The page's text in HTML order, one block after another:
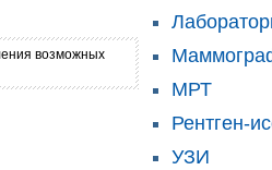
возможных
МРТ
Рентген-
УЗИ